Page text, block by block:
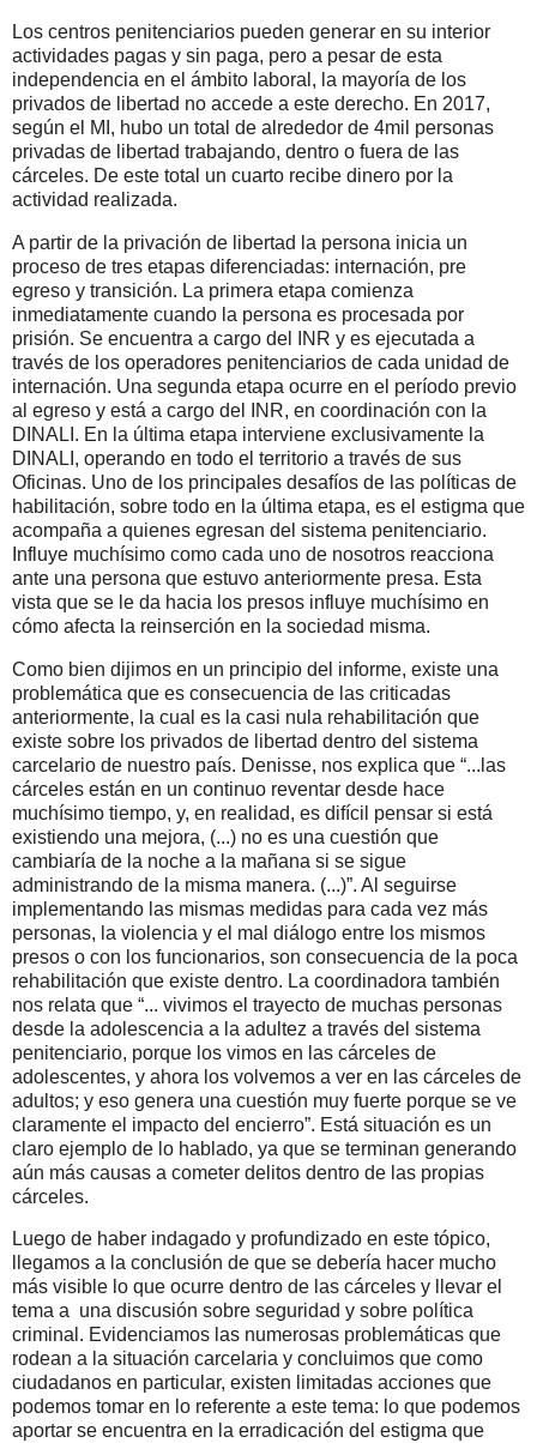
Los centros penitenciarios pueden generar en su interior
actividades pagas y sin paga, pero a pesar de esta
independencia en el ámbito laboral, la mayoría de los
privados de libertad no accede a este derecho. En 2017,
según el MI, hubo un total de alrededor de 4mil personas
privadas de libertad trabajando, dentro o fuera de las
cárceles. De este total un cuarto recibe dinero por la
actividad realizada.
A partir de la privación de libertad la persona inicia un
proceso de tres etapas diferenciadas: internación, pre
egreso y transición. La primera etapa comienza
inmediatamente cuando la persona es procesada por
prisión. Se encuentra a cargo del INR y es ejecutada a
través de los operadores penitenciarios de cada unidad de
internación. Una segunda etapa ocurre en el período previo
al egreso y está a cargo del INR, en coordinación con la
DINALI. En la última etapa interviene exclusivamente la
DINALI, operando en todo el territorio a través de sus
Oficinas. Uno de los principales desafíos de las políticas de
habilitación, sobre todo en la última etapa, es el estigma que
acompaña a quienes egresan del sistema penitenciario.
Influye muchísimo como cada uno de nosotros reacciona
ante una persona que estuvo anteriormente presa. Esta
vista que se le da hacia los presos influye muchísimo en
cómo afecta la reinserción en la sociedad misma.
Como bien dijimos en un principio del informe, existe una
problemática que es consecuencia de las criticadas
anteriormente, la cual es la casi nula rehabilitación que
existe sobre los privados de libertad dentro del sistema
carcelario de nuestro país. Denisse, nos explica que “...las
cárceles están en un continuo reventar desde hace
muchísimo tiempo, y, en realidad, es difícil pensar si está
existiendo una mejora, (...) no es una cuestión que
cambiaría de la noche a la mañana si se sigue
administrando de la misma manera. (...)”. Al seguirse
implementando las mismas medidas para cada vez más
personas, la violencia y el mal diálogo entre los mismos
presos o con los funcionarios, son consecuencia de la poca
rehabilitación que existe dentro. La coordinadora también
nos relata que “... vivimos el trayecto de muchas personas
desde la adolescencia a la adultez a través del sistema
penitenciario, porque los vimos en las cárceles de
adolescentes, y ahora los volvemos a ver en las cárceles de
adultos; y eso genera una cuestión muy fuerte porque se ve
claramente el impacto del encierro”. Está situación es un
claro ejemplo de lo hablado, ya que se terminan generando
aún más causas a cometer delitos dentro de las propias
cárceles.
Luego de haber indagado y profundizado en este tópico,
llegamos a la conclusión de que se debería hacer mucho
más visible lo que ocurre dentro de las cárceles y llevar el
tema a una discusión sobre seguridad y sobre política
criminal. Evidenciamos las numerosas problemáticas que
rodean a la situación carcelaria y concluimos que como
ciudadanos en particular, existen limitadas acciones que
podemos tomar en lo referente a este tema: lo que podemos
aportar se encuentra en la erradicación del estigma que